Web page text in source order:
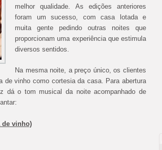
melhor qualidade. As edições anteriores
foram um sucesso, com casa lotada e
muita gente pedindo outras noites que
proporcionam uma experiência que estimula
diversos sentidos.
Na mesma noite, a preço único, os clientes
de vinho como cortesia da casa. Para abertura
dá o tom musical da noite acompanhado de
o jantar:
de vinho)